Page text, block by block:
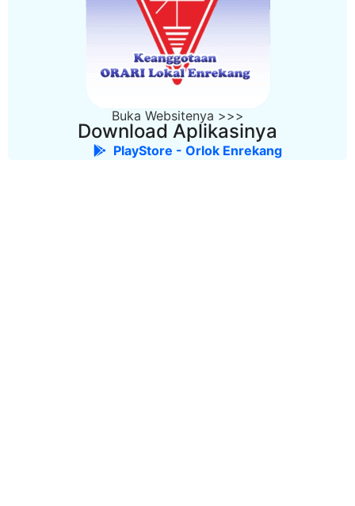
Buka Websitenya >>>
Download Aplikasinya
PlayStore - Orlok Enrekang